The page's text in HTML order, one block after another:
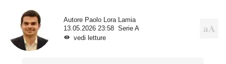
Autore Paolo Lora Lamia
13.05.2026 23:58
Serie A
vedi letture